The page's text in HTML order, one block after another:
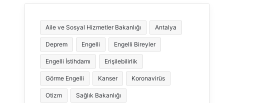
Aile ve Sosyal Hizmetler Bakanlığı Antalya
Deprem Engelli Engelli Bireyler
Engelli İstihdamı Erişilebilirlik
Görme Engelli Kanser Koronavirüs
Otizm Sağlık Bakanlığı